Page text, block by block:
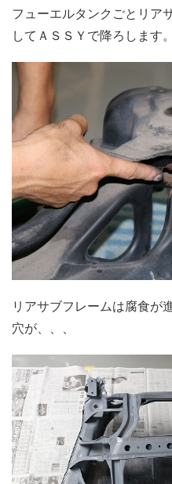
フューエルタンクごとリア
してＡＳＳＹで降ろします。
リアサブフレームは腐食が
穴が、、、